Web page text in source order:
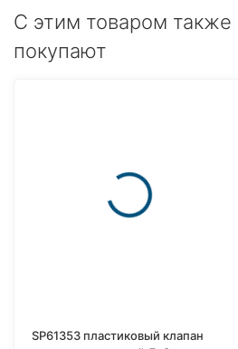
C этим товаром также
покупают
SP61353 пластиковый клапан